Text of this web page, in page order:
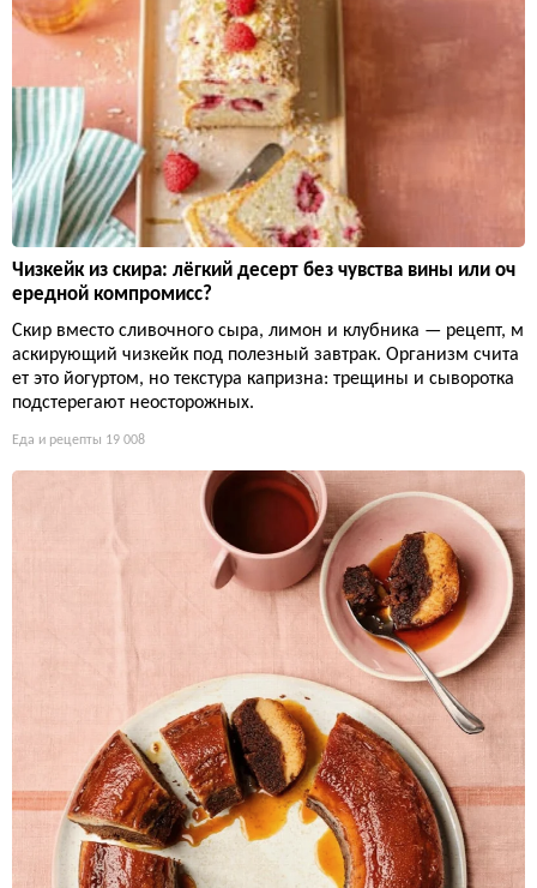
Чизкейк из скира: лёгкий десерт без чувства вины или оч
ередной компромисс?
Скир вместо сливочного сыра, лимон и клубника — рецепт, м
аскирующий чизкейк под полезный завтрак. Организм счита
ет это йогуртом, но текстура капризна: трещины и сыворотка
подстерегают неосторожных.
Еда и рецепты 19 008